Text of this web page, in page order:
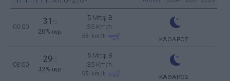
00:00
31
26% υγρ.
5 Μπφ B
35 Km/h
55 km/h ΚΑΘΑΡΟΣ
03:00
29
32% υγρ.
5 Μπφ B
35 Km/h
55 km/h ΚΑΘΑΡΟΣ